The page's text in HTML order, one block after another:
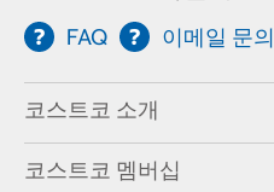
FAQ 이메일 문의
코스트코 소개
코스트코 멤버십